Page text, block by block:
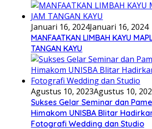
Januari 16, 2024Januari 16, 2024
MANFAATKAN LIMBAH KAYU
TANGAN KAYU
Agustus 10, 2023Agustus 10,
Sukses Gelar Seminar dan
Himakom UNISBA Blitar
Fotografi Wedding dan Studio